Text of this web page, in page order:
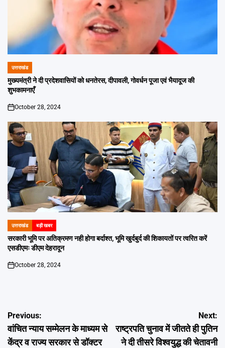
POSTED
IN
उत्तराखंड
मुख्यमंत्री ने दी प्रदेशवासियों को धनतेरस, दीपावली, गोवर्धन पूजा एवं भैयादूज की
शुभकामनाएँ
on
October 28, 2024
POSTED
IN
उत्तराखंड बड़ी खबर
सरकारी भूमि पर अतिक्रमण नही होगा बर्दाश्त, भूमि खुर्दबुर्द की शिकायतों पर त्वरित करें
एसडीएमः डीएम देहरादून
on
October 28, 2024
Post
navigation
Previous:
वांचित न्याय सम्मेलन के माध्यम से
केंद्र व राज्य सरकार से डॉक्टर
Next:
राष्ट्रपति चुनाव में जीतते ही पुतिन
ने दी तीसरे विश्वयुद्ध की चेतावनी